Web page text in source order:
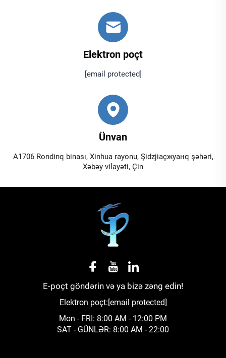
Elektron poçt
[email protected]
Ünvan
A1706 Rondinq binası, Xinhua rayonu, Şidzjiaçжуанq şəhəri,
Xəbəy vilayəti, Çin
E-poçt göndərin və ya bizə zəng edin!
Elektron poçt:[email protected]
Mon - FRI: 8:00 AM - 12:00 PM
SAT - GÜNLƏR: 8:00 AM - 22:00